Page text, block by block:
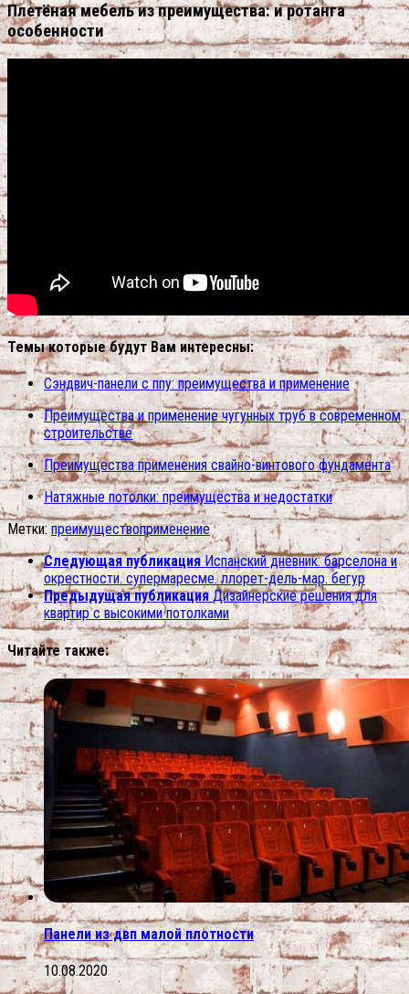
Плетёная мебель из преимущества: и ротанга
особенности
Темы которые будут Вам интересны:
Сэндвич-панели с ппу: преимущества и применение
Преимущества и применение чугунных труб в современном
строительстве
Преимущества применения свайно-винтового фундамента
Натяжные потолки: преимущества и недостатки
Метки: преимуществоприменение
Следующая публикация Испанский дневник: барселона и
окрестности. супермаресме. ллорет-дель-мар. бегур
Предыдущая публикация Дизайнерские решения для
квартир с высокими потолками
Читайте также:
Панели из двп малой плотности
10.08.2020